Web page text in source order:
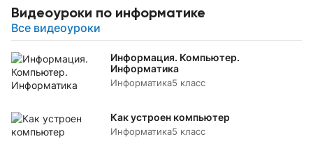
Видеоуроки по информатике
Все видеоуроки
Информация. Компьютер.
Информатика
Информатика5 класс
Как устроен компьютер
Информатика5 класс